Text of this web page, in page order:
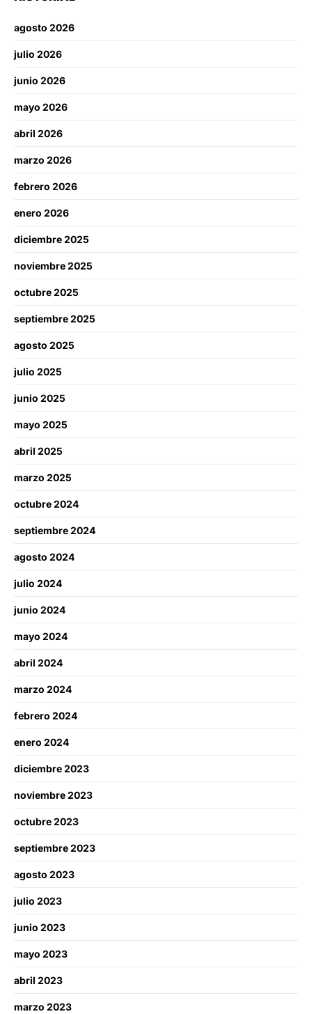
agosto 2026
julio 2026
junio 2026
mayo 2026
abril 2026
marzo 2026
febrero 2026
enero 2026
diciembre 2025
noviembre 2025
octubre 2025
septiembre 2025
agosto 2025
julio 2025
junio 2025
mayo 2025
abril 2025
marzo 2025
octubre 2024
septiembre 2024
agosto 2024
julio 2024
junio 2024
mayo 2024
abril 2024
marzo 2024
febrero 2024
enero 2024
diciembre 2023
noviembre 2023
octubre 2023
septiembre 2023
agosto 2023
julio 2023
junio 2023
mayo 2023
abril 2023
marzo 2023